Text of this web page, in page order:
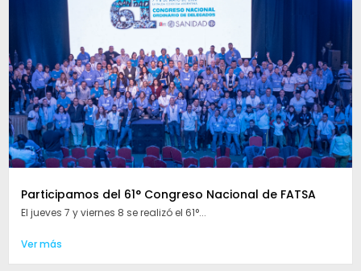
Participamos del 61° Congreso Nacional de FATSA
El jueves 7 y viernes 8 se realizó el 61°...
Ver más